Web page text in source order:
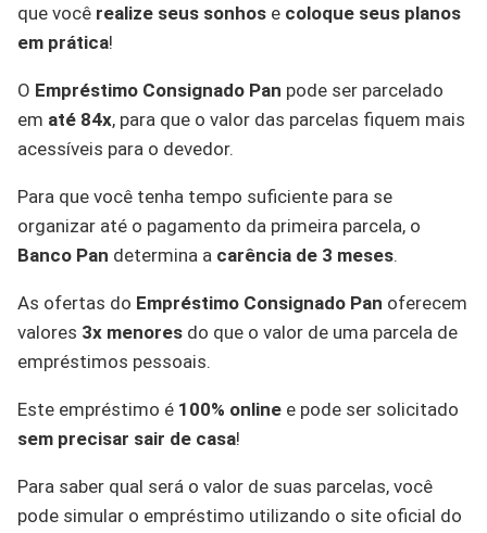
que você realize seus sonhos e coloque seus planos
em prática!
O Empréstimo Consignado Pan pode ser parcelado
em até 84x, para que o valor das parcelas fiquem mais
acessíveis para o devedor.
Para que você tenha tempo suficiente para se
organizar até o pagamento da primeira parcela, o
Banco Pan determina a carência de 3 meses.
As ofertas do Empréstimo Consignado Pan oferecem
valores 3x menores do que o valor de uma parcela de
empréstimos pessoais.
Este empréstimo é 100% online e pode ser solicitado
sem precisar sair de casa!
Para saber qual será o valor de suas parcelas, você
pode simular o empréstimo utilizando o site oficial do